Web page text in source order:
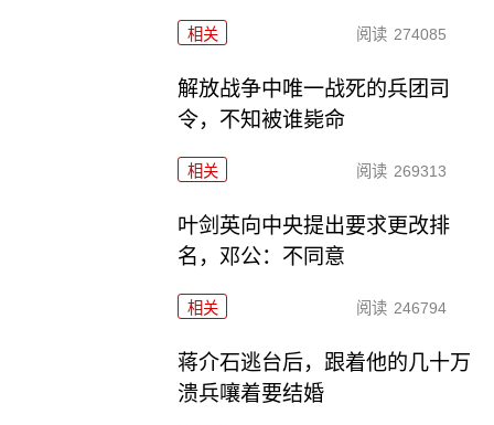
相关 阅读 274085
解放战争中唯一战死的兵团司
令，不知被谁毙命
相关 阅读 269313
叶剑英向中央提出要求更改排
名，邓公：不同意
相关 阅读 246794
蒋介石逃台后，跟着他的几十万
溃兵嚷着要结婚